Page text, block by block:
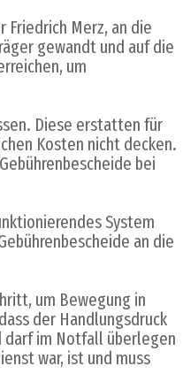
Friedrich Merz, an die
gewandt und auf die
um
Diese erstatten für
Kosten nicht decken.
bei
System
an die
um Bewegung in
der Handlungsdruck
darf im Notfall überlegen
war, ist und muss